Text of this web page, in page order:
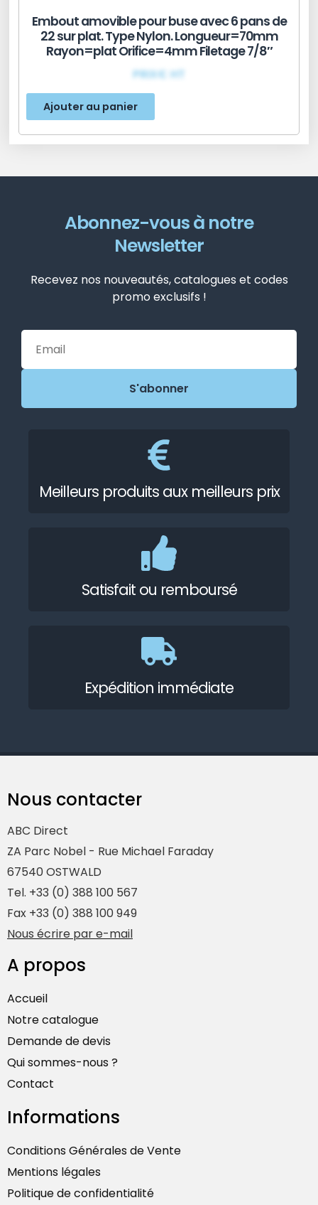
Embout amovible pour buse avec 6 pans de
22 sur plat. Type Nylon. Longueur=70mm
Rayon=plat Orifice=4mm Filetage 7/8″
PRIX€ HT
Ajouter au panier
Abonnez-vous à notre
Newsletter
Recevez nos nouveautés, catalogues et codes
promo exclusifs !
Meilleurs produits aux meilleurs prix
Satisfait ou remboursé
Expédition immédiate
Nous contacter
ABC Direct
ZA Parc Nobel - Rue Michael Faraday
67540 OSTWALD
Tel. +33 (0) 388 100 567
Fax +33 (0) 388 100 949
Nous écrire par e-mail
A propos
Accueil
Notre catalogue
Demande de devis
Qui sommes-nous ?
Contact
Informations
Conditions Générales de Vente
Mentions légales
Politique de confidentialité